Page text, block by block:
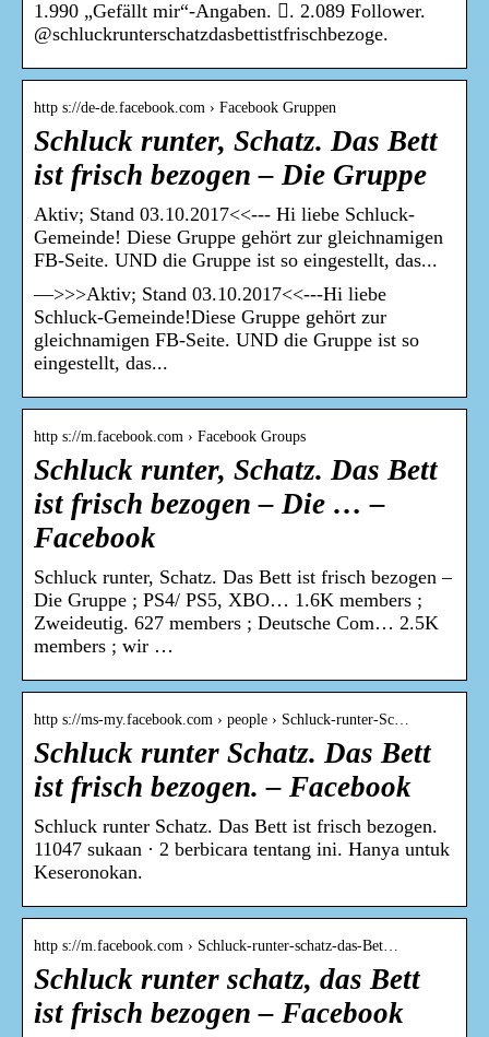
1.990 „Gefällt mir“-Angaben. 󱞋. 2.089 Follower.
@schluckrunterschatzdasbettistfrischbezoge.
http s://de-de.facebook.com › Facebook Gruppen
Schluck runter, Schatz. Das Bett
ist frisch bezogen – Die Gruppe
Aktiv; Stand 03.10.2017<<--- Hi liebe Schluck-
Gemeinde! Diese Gruppe gehört zur gleichnamigen
FB-Seite. UND die Gruppe ist so eingestellt, das...
—>>>Aktiv; Stand 03.10.2017<<---Hi liebe
Schluck-Gemeinde!Diese Gruppe gehört zur
gleichnamigen FB-Seite. UND die Gruppe ist so
eingestellt, das...
http s://m.facebook.com › Facebook Groups
Schluck runter, Schatz. Das Bett
ist frisch bezogen – Die … –
Facebook
Schluck runter, Schatz. Das Bett ist frisch bezogen –
Die Gruppe ; PS4/ PS5, XBO… 1.6K members ;
Zweideutig. 627 members ; Deutsche Com… 2.5K
members ; wir …
http s://ms-my.facebook.com › people › Schluck-runter-Sc…
Schluck runter Schatz. Das Bett
ist frisch bezogen. – Facebook
Schluck runter Schatz. Das Bett ist frisch bezogen.
11047 sukaan · 2 berbicara tentang ini. Hanya untuk
Keseronokan.
http s://m.facebook.com › Schluck-runter-schatz-das-Bet…
Schluck runter schatz, das Bett
ist frisch bezogen – Facebook